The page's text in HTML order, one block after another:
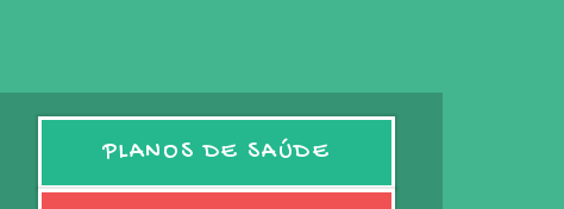
PLANOS DE SAÚDE